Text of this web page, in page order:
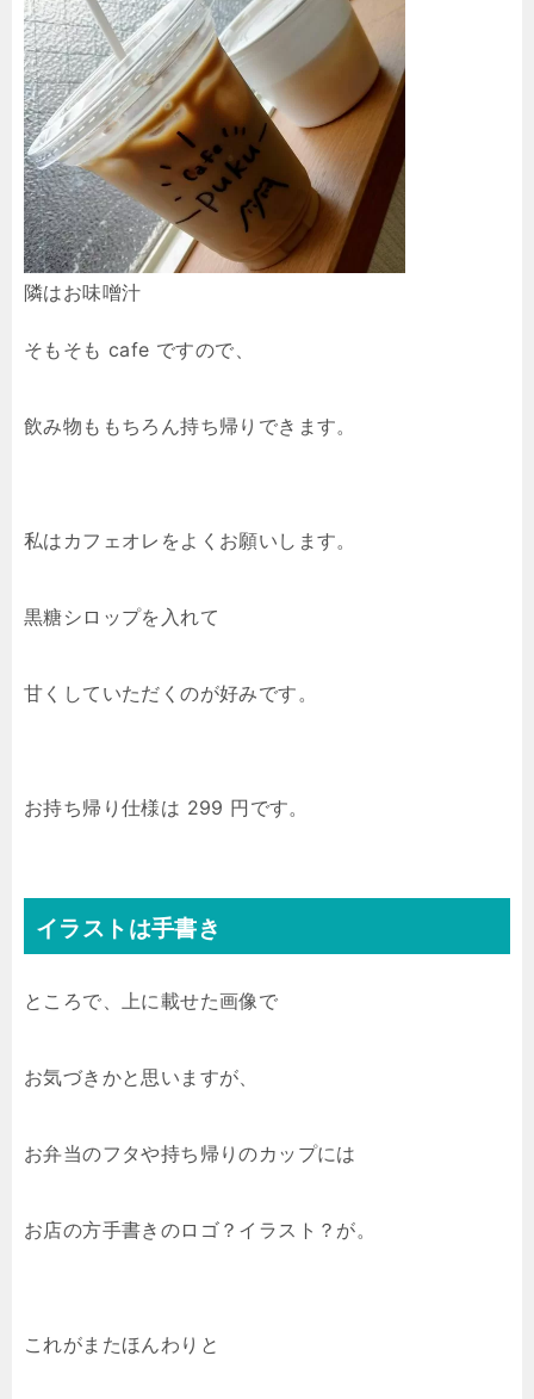
隣はお味噌汁
そもそも cafe ですので、
飲み物ももちろん持ち帰りできます。
私はカフェオレをよくお願いします。
黒糖シロップを入れて
甘くしていただくのが好みです。
お持ち帰り仕様は 299 円です。
イラストは手書き
ところで、上に載せた画像で
お気づきかと思いますが、
お弁当のフタや持ち帰りのカップには
お店の方手書きのロゴ？イラスト？が。
これがまたほんわりと